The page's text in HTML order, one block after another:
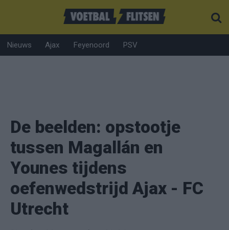
Nieuws Ajax Feyenoord PSV
De beelden: opstootje
tussen Magallán en
Younes tijdens
oefenwedstrijd Ajax - FC
Utrecht